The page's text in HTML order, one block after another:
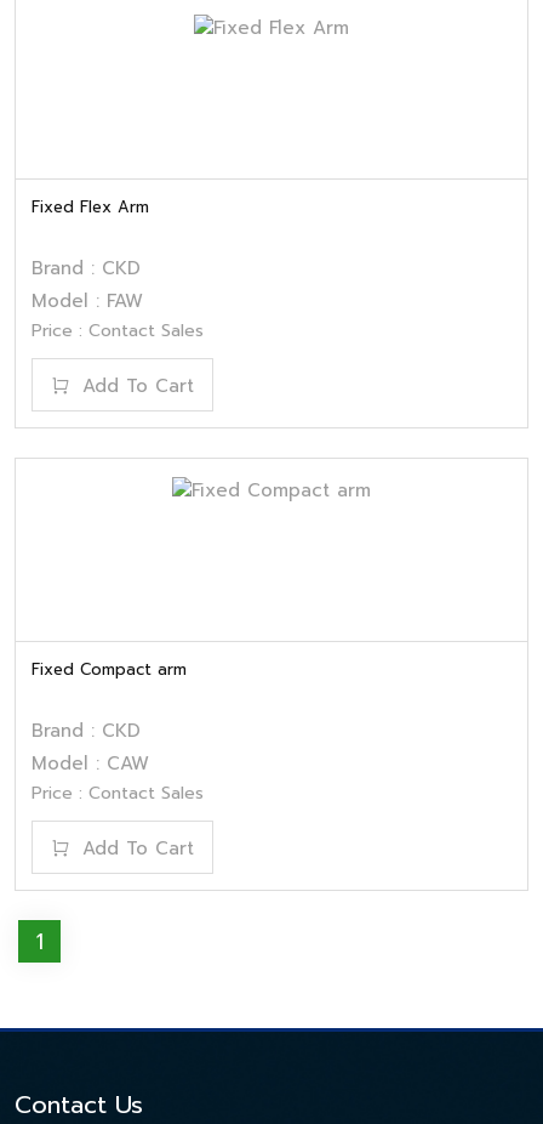
Fixed Flex Arm
Brand : CKD
Model : FAW
Price : Contact Sales
Add To Cart
Fixed Compact arm
Brand : CKD
Model : CAW
Price : Contact Sales
Add To Cart
1
Contact Us